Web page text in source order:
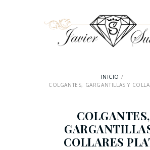
INICIO
COLGANTES, GARGANTILLAS Y
COLGANTES,
COLLARES